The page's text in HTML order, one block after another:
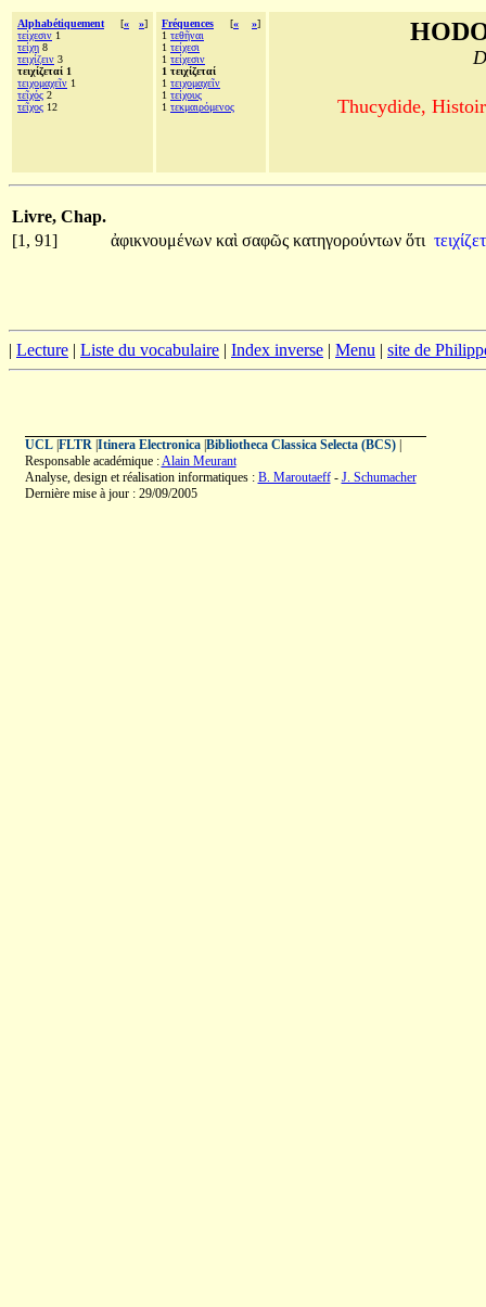
Alphabétiquement [« »]
τείχεσιν 1
τείχη 8
τειχίζειν 3
τειχίζεταί 1
τειχομαχεῖν 1
τεῖχός 2
τεῖχος 12
Fréquences [« »]
1 τεθῆναι
1 τείχεσι
1 τείχεσιν
1 τειχίζεταί
1 τειχομαχεῖν
1 τείχους
1 τεκμαιρόμενος Thucydide,
Livre, Chap.
[1, 91]
ἀφικνουμένων καὶ σαφῶς κατηγορούντων ὅτι
| Lecture | Liste du vocabulaire | Index inverse | Menu | site de
UCL| FLTR| Itinera Electronica| Bibliotheca Classica Selecta (BCS)|
Responsable académique :Alain Meurant
Analyse, design et réalisation informatiques : B. Maroutaeff- J. Schumacher
Dernière mise à jour : 29/09/2005